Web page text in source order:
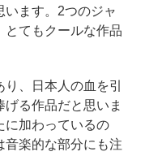
います。2つのジャ
とてもクールな作品
、日本人の血を引
る作品だと思いま
に加わっているの
音楽的な部分にも注